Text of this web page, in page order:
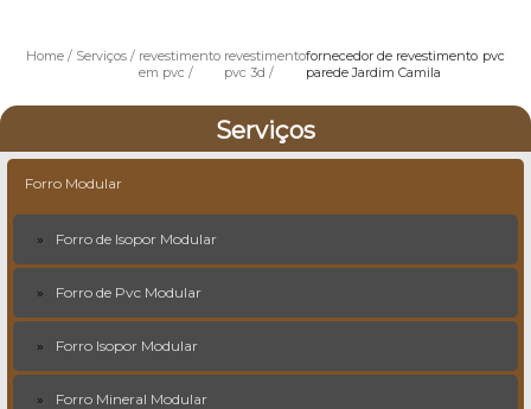
Home Serviços
revestimento
em pvc
revestimento
pvc 3d
fornecedor de revestimento pvc
parede Jardim Camila
Serviços
Forro Modular
Forro de Isopor Modular
Forro de Pvc Modular
Forro Isopor Modular
Forro Mineral Modular